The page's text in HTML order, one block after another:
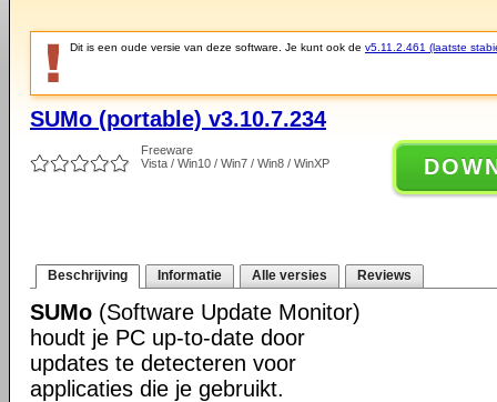
Dit is een oude versie van deze software. Je kunt ook de v5.11.2.461 (laatste
SUMo (portable) v3.10.7.234
Freeware
Vista / Win10 / Win7 / Win8 / WinXP
Beschrijving Informatie Alle versies Reviews
SUMo (Software Update Monitor)
houdt je PC up-to-date door
updates te detecteren voor
applicaties die je gebruikt.